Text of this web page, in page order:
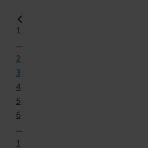
1
...
2
3
4
5
6
...
1